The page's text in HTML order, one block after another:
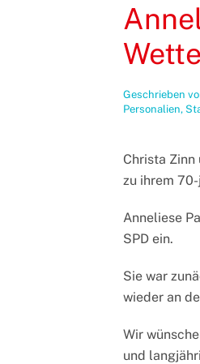
Geschrieben
Personalien,
Christa Zinn
zu ihrem
Anneliese
SPD ein.
Sie war
wieder an
Wir
und